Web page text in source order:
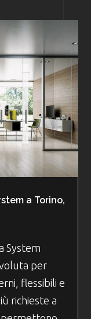
a Torino,
System
per
flessibili e
richieste a